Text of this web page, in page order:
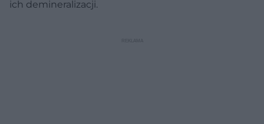
ich demineralizacji.